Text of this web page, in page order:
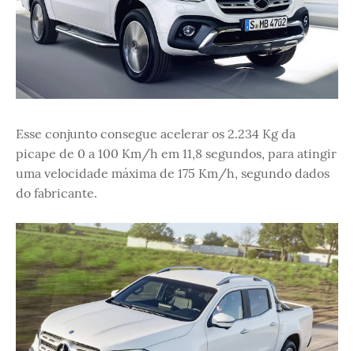
Esse conjunto consegue acelerar os 2.234 Kg da
picape de 0 a 100 Km/h em 11,8 segundos, para atingir
uma velocidade máxima de 175 Km/h, segundo dados
do fabricante.